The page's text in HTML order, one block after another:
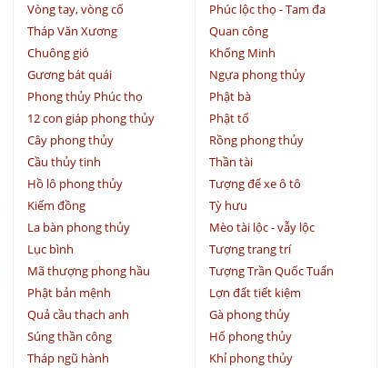
Vòng tay, vòng cổ
Tháp Văn Xương
Chuông gió
Gương bát quái
Phong thủy Phúc thọ
12 con giáp phong thủy
Cây phong thủy
Cầu thủy tinh
Hồ lô phong thủy
Kiếm đồng
La bàn phong thủy
Lục bình
Mã thượng phong hầu
Phật bản mệnh
Quả cầu thạch anh
Súng thần công
Tháp ngũ hành
Phúc lộc thọ - Tam đa
Quan công
Khổng Minh
Ngựa phong thủy
Phật bà
Phật tổ
Rồng phong thủy
Thần tài
Tượng để xe ô tô
Tỳ hưu
Mèo tài lộc - vẫy lộc
Tượng trang trí
Tượng Trần Quốc Tuấn
Lợn đất tiết kiệm
Gà phong thủy
Hổ phong thủy
Khỉ phong thủy